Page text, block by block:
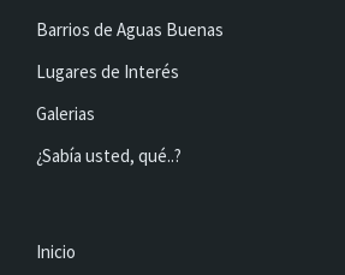
Barrios de Aguas Buenas
Lugares de Interés
Galerias
¿Sabía usted, qué..?
Inicio